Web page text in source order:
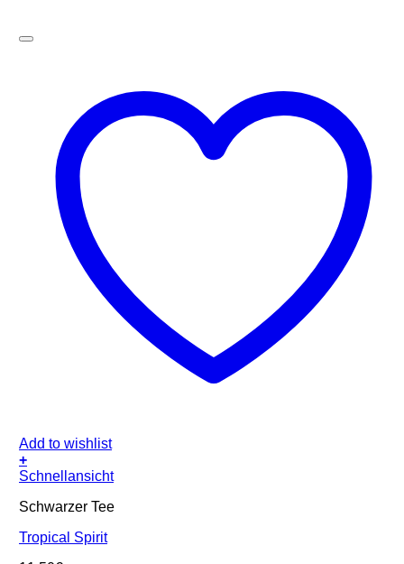
Add to wishlist
+
Schnellansicht
Schwarzer Tee
Tropical Spirit